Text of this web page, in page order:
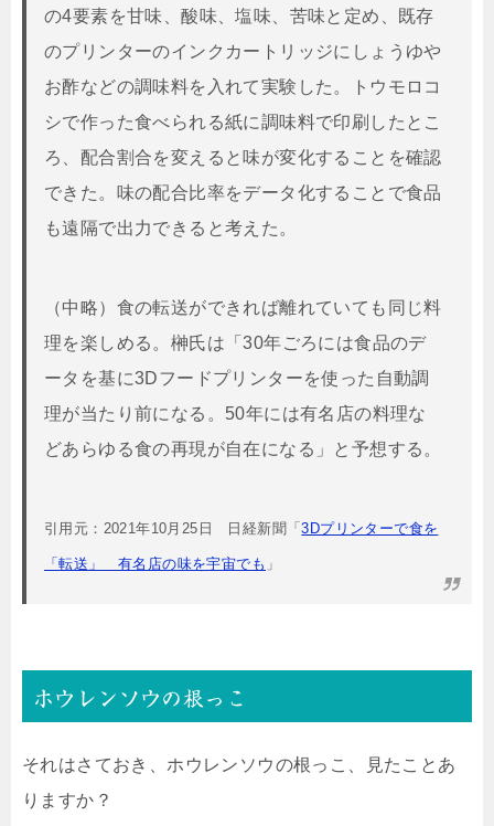
の4要素を甘味、酸味、塩味、苦味と定め、既存
のプリンターのインクカートリッジにしょうゆや
お酢などの調味料を入れて実験した。トウモロコ
シで作った食べられる紙に調味料で印刷したとこ
ろ、配合割合を変えると味が変化することを確認
できた。味の配合比率をデータ化することで食品
も遠隔で出力できると考えた。
（中略）食の転送ができれば離れていても同じ料
理を楽しめる。榊氏は「30年ごろには食品のデ
ータを基に3Dフードプリンターを使った自動調
理が当たり前になる。50年には有名店の料理な
どあらゆる食の再現が自在になる」と予想する。
引用元：2021年10月25日 日経新聞「3Dプリンターで食を
「転送」 有名店の味を宇宙でも 」
ホウレンソウの根っこ
それはさておき、ホウレンソウの根っこ、見たことあ
りますか？